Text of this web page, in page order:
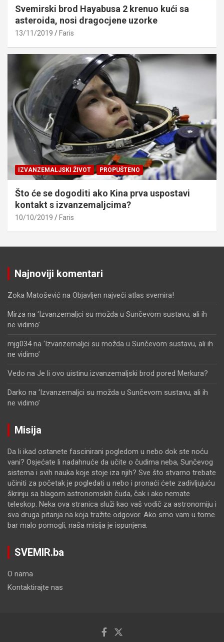
Svemirski brod Hayabusa 2 krenuo kući sa
asteroida, nosi dragocjene uzorke
13/11/2019 Faris
IZVANZEMALJSKI ŽIVOT PROPUŠTENO
Što će se dogoditi ako Kina prva uspostavi
kontakt s izvanzemaljcima?
10/10/2019 Faris
Najnoviji komentari
Zoka Matošević na Objavljen najveći atlas svemira!
Mirza na ‘Izvanzemaljci su možda u Sunčevom sustavu, ali ih
ne vidimo’
mjg034na ‘Izvanzemaljci su možda u Sunčevom sustavu, ali ih
ne vidimo’
Vedo na Je li ovo uistinu izvanzemaljski brod pored Merkura?
Darko na ‘Izvanzemaljci su možda u Sunčevom sustavu, ali ih
ne vidimo’
Misija
Da li ikad ostanete fascinirani pogledom u nebo dok ste noću
vani? Osjećate li nadahnuće da učite o čudima neba, Sunčevog
sistema i svih nauka koje stoje iza njih? Sve što stvarno trebate
učiniti za početak je pogledati u nebo i pronaći ćete zadivljujuću
škrinju sa blagom astronomskih čuda, čak i ako nemate
teleskop. Neka ova stranica služi kao vaš vodič za astronomiju i
sva druga pitanja na koja tražite odgovor. Ako smo vam u tome
bar malo pomogli, naša misija je ispunjena.
SVEMIR.ba
O nama
Kontaktirajte nas